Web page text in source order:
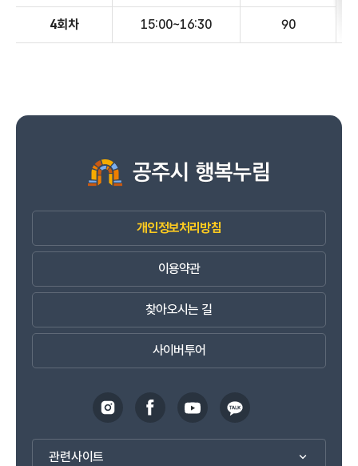
4회차 15:00~16:30 90
개인정보처리방침
이용약관
찾아오시는 길
사이버투어
관련사이트